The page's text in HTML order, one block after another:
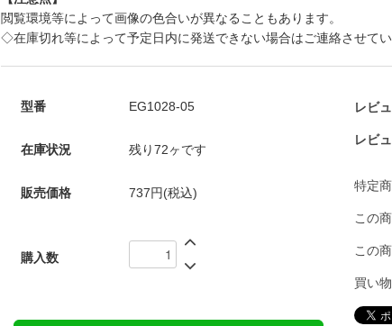
閲覧環境等によって画像の色合いが異なることもあります。
◇在庫切れ等によって予定日内に発送できない場合はご連絡させてい
型番 EG1028-05
在庫状況 残り72ヶです
販売価格 737円(税込)
購入数
レビ
レビ
特定
この
この
買い